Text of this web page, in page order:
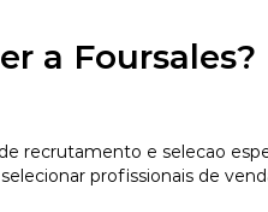
a Foursales?
recrutamento e selecao
profissionais de